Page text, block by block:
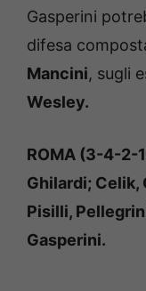
Gasperini
difesa
Mancini, sugli
Wesley.
ROMA (3-4-2-
Ghilardi; Celik,
Pisilli,
Gasperini.